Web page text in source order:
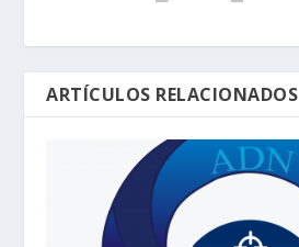
ARTÍCULOS RELACIONADOS